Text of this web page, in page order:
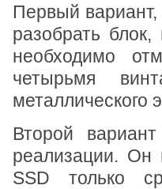
Первый
разобрать
необходимо
четырьмя
металлического
Второй
реализации. Он
SSD только